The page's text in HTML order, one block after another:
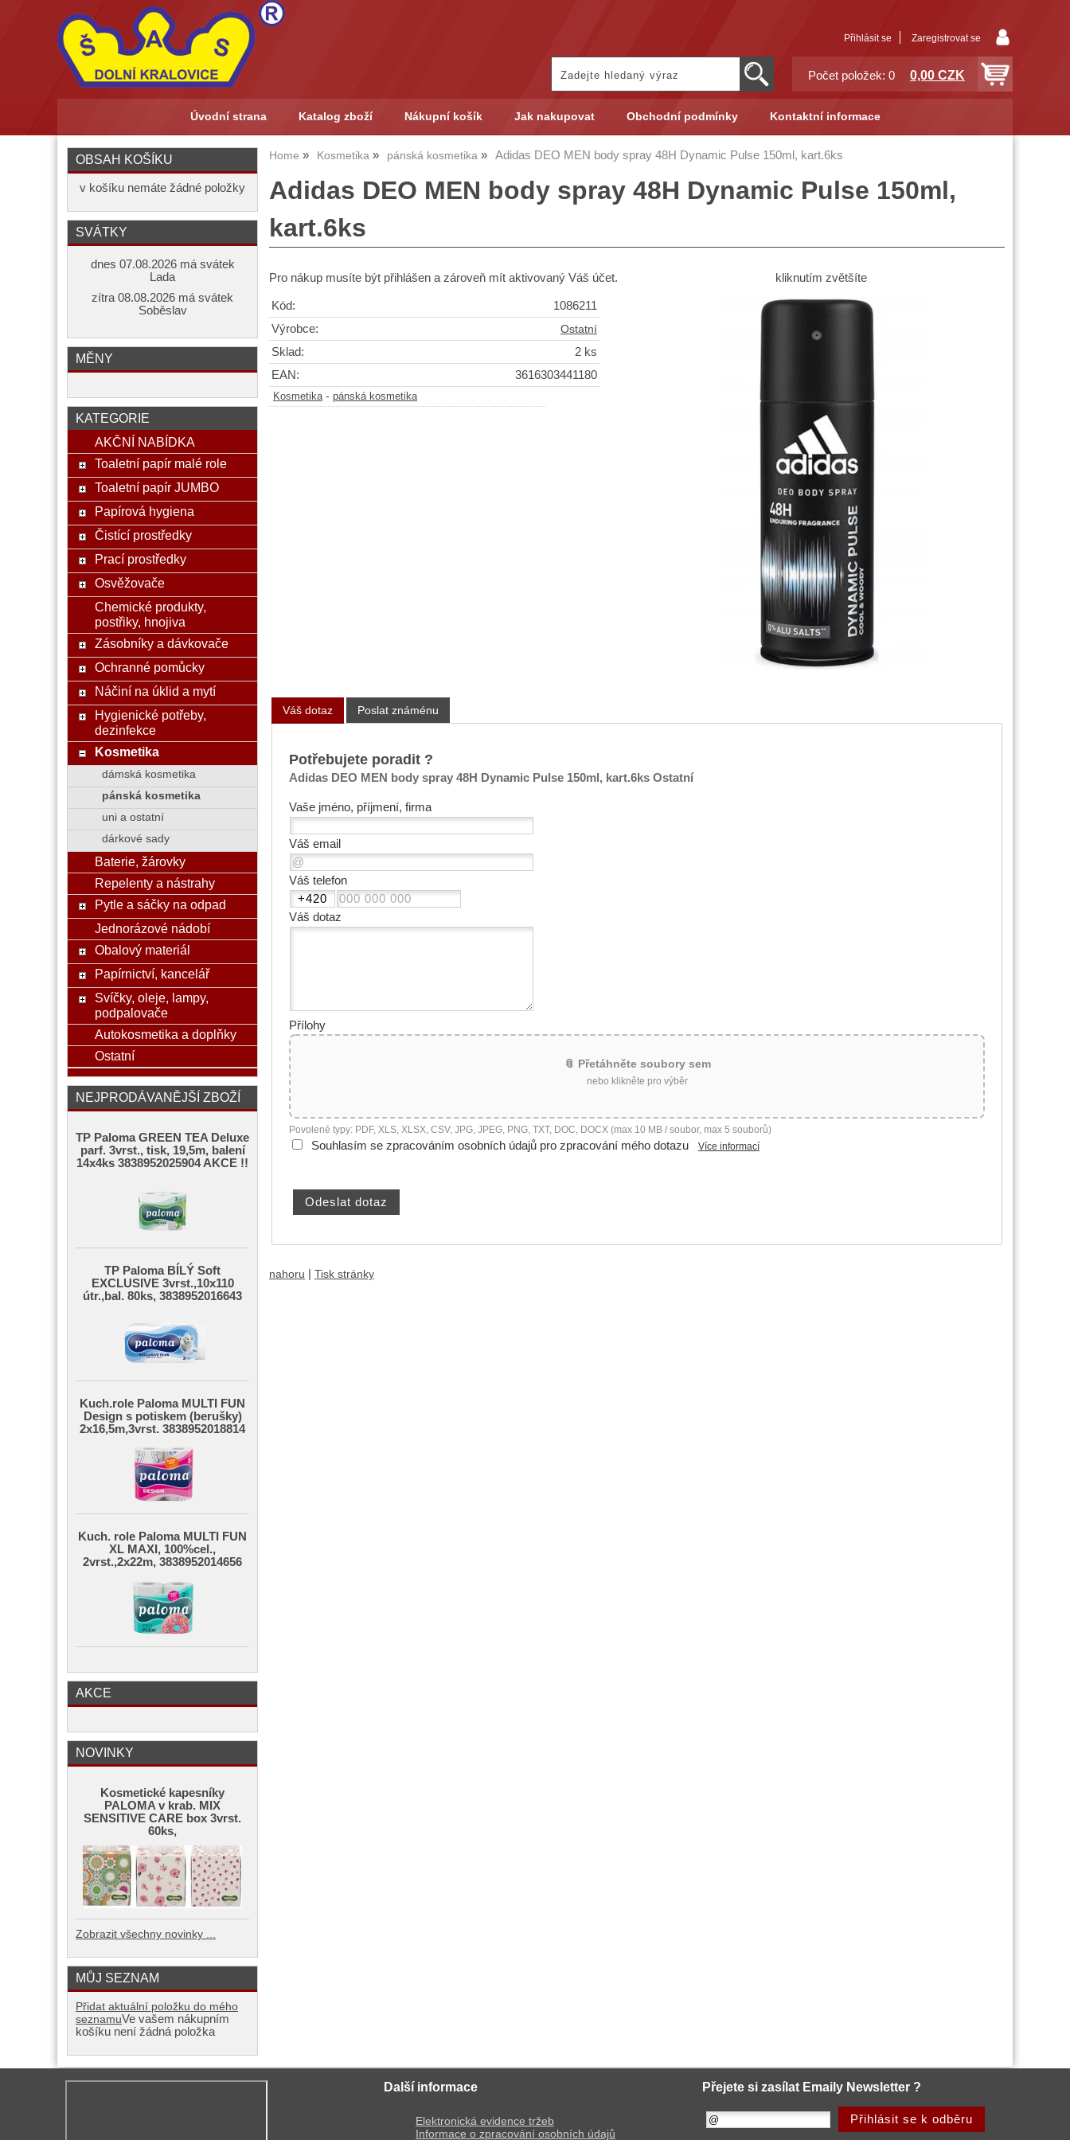
Přihlásit se Zaregistrovat se
Počet položek: 0 0,00 CZK
Úvodní strana Katalog zboží Nákupní košík Jak nakupovat Obchodní podmínky Kontaktní informace
Home Kosmetika pánská kosmetika Adidas DEO MEN body spray 48H Dynamic Pulse 150ml, kart.6ks
Adidas DEO MEN body spray 48H Dynamic Pulse 150ml,
kart.6ks
kliknutím zvětšíte
Pro nákup musíte být přihlášen a zároveň mít aktivovaný Váš účet.
Kód:
1086211
Výrobce:
Ostatní
Sklad:
2 ks
EAN:
3616303441180
Kosmetika - pánská kosmetika
Váš dotaz Poslat známénu
Potřebujete poradit ?
Adidas DEO MEN body spray 48H Dynamic Pulse 150ml, kart.6ks Ostatní
Vaše jméno, příjmení, firma
Váš email
Váš telefon
Váš dotaz
Přílohy
📎 Přetáhněte soubory sem
nebo klikněte pro výběr
Povolené typy: PDF, XLS, XLSX, CSV, JPG, JPEG, PNG, TXT, DOC, DOCX (max 10 MB / soubor, max 5 souborů)
Souhlasím se zpracováním osobních údajů pro zpracování mého dotazu Více informací
nahoru Tisk stránky
OBSAH KOŠÍKU
v košíku nemáte žádné položky
SVÁTKY
dnes 07.08.2026 má svátek
Lada
zítra 08.08.2026 má svátek
Soběslav
MĚNY
KATEGORIE
AKČNÍ NABÍDKA
Toaletní papír malé role
Toaletní papír JUMBO
Papírová hygiena
Čistící prostředky
Prací prostředky
Osvěžovače
Chemické produkty,
postřiky, hnojiva
Zásobníky a dávkovače
Ochranné pomůcky
Náčiní na úklid a mytí
Hygienické potřeby,
dezinfekce
Kosmetika
dámská kosmetika
pánská kosmetika
uni a ostatní
dárkové sady
Baterie, žárovky
Repelenty a nástrahy
Pytle a sáčky na odpad
Jednorázové nádobí
Obalový materiál
Papírnictví, kancelář
Svíčky, oleje, lampy,
podpalovače
Autokosmetika a doplňky
Ostatní
NEJPRODÁVANĚJŠÍ ZBOŽÍ
TP Paloma GREEN TEA Deluxe
parf. 3vrst., tisk, 19,5m, balení
14x4ks 3838952025904 AKCE !!
TP Paloma BÍLÝ Soft
EXCLUSIVE 3vrst.,10x110
útr.,bal. 80ks, 3838952016643
Kuch.role Paloma MULTI FUN
Design s potiskem (berušky)
2x16,5m,3vrst. 3838952018814
Kuch. role Paloma MULTI FUN
XL MAXI, 100%cel.,
2vrst.,2x22m, 3838952014656
AKCE
NOVINKY
Kosmetické kapesníky
PALOMA v krab. MIX
SENSITIVE CARE box 3vrst.
60ks,
Zobrazit všechny novinky ...
MŮJ SEZNAM
Přidat aktuální položku do mého
seznamuVe vašem nákupním
košíku není žádná položka
Další informace
Elektronická evidence tržeb
Informace o zpracování osobních údajů
Přejete si zasílat Emaily Newsletter ?